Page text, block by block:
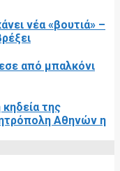
νέα «βουτιά» –
από μπαλκόνι
της
Αθηνών η